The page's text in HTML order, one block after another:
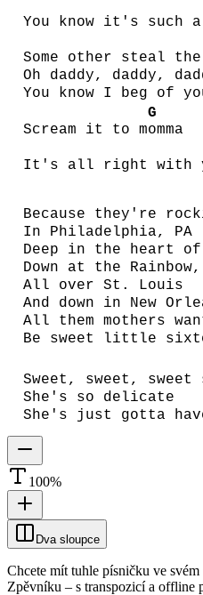
You know it's such
Some other steal
Oh daddy, daddy,
You know I beg of
Scream it to m
G
omma
It's all right with
Because they're
In Philadelphia, PA
Deep in the heart of
Down at the
All over St. Louis
And down in New
All them mothers
Be sweet little
Sweet, sweet, sweet
She's so delicate
She's just gotta
100%
Dva sloupce
Chcete mít tuhle písničku ve
Zpěvníku – s transpozicí a offline